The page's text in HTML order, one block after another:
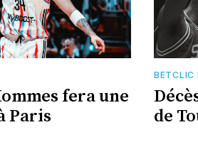
fera une
Paris
BETCLIC
de